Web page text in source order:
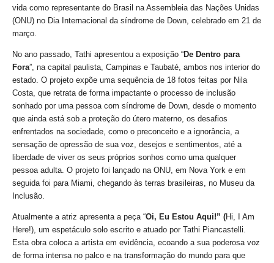
vida como representante do Brasil na Assembleia das Nações Unidas
(ONU) no Dia Internacional da síndrome de Down, celebrado em 21 de
março.
No ano passado, Tathi apresentou a exposição “De Dentro para
Fora”, na capital paulista, Campinas e Taubaté, ambos nos interior do
estado. O projeto expõe uma sequência de 18 fotos feitas por Nila
Costa, que retrata de forma impactante o processo de inclusão
sonhado por uma pessoa com síndrome de Down, desde o momento
que ainda está sob a proteção do útero materno, os desafios
enfrentados na sociedade, como o preconceito e a ignorância, a
sensação de opressão de sua voz, desejos e sentimentos, até a
liberdade de viver os seus próprios sonhos como uma qualquer
pessoa adulta. O projeto foi lançado na ONU, em Nova York e em
seguida foi para Miami, chegando às terras brasileiras, no Museu da
Inclusão.
Atualmente a atriz apresenta a peça “Oi, Eu Estou Aqui!” (Hi, I Am
Here!), um espetáculo solo escrito e atuado por Tathi Piancastelli.
Esta obra coloca a artista em evidência, ecoando a sua poderosa voz
de forma intensa no palco e na transformação do mundo para que